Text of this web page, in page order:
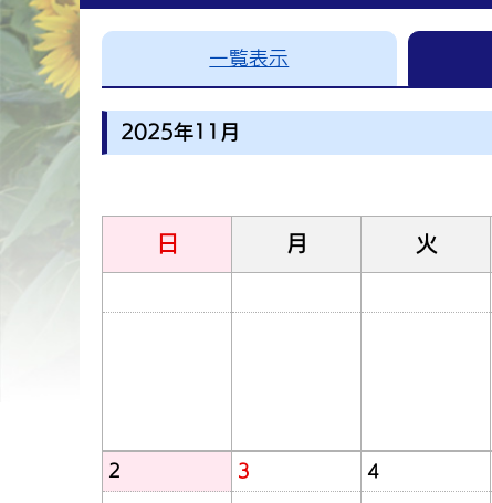
一覧表示
2025年11月
日 月 火
2 3 4